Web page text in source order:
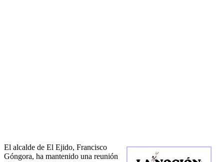
El alcalde de El Ejido, Francisco
Góngora, ha mantenido una reunión